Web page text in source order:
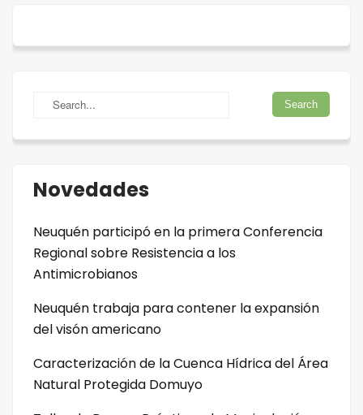
Novedades
Neuquén participó en la primera Conferencia
Regional sobre Resistencia a los
Antimicrobianos
Neuquén trabaja para contener la expansión
del visón americano
Caracterización de la Cuenca Hídrica del Área
Natural Protegida Domuyo